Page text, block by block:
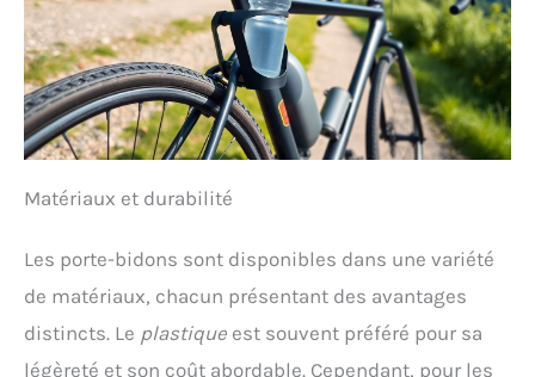
Matériaux et durabilité
Les porte-bidons sont disponibles dans une variété
de matériaux, chacun présentant des avantages
distincts. Le plastique est souvent préféré pour sa
légèreté et son coût abordable. Cependant, pour les